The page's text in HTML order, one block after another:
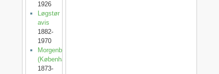
1926
Løgstør
avis
1882-
1970
Morgenbladet
(København)
1873-